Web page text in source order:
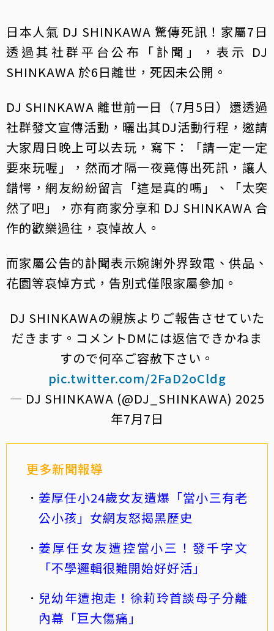
日本人氣 DJ SHINKAWA 驚傳死訊！家屬7日
透過其社群平台公布「訃聞」，表示 DJ
SHINKAWA 於6日離世，死因未公開。
DJ SHINKAWA 離世前一日（7月5日）還透過
社群發文宣傳活動，曬出其DJ活動行程，邀請
大家周日晚上可以去玩，寫下：「請一定一定
要來玩喔」，然而才隔一夜竟傳出死訊，讓人
錯愕，網友紛紛留言「這是真的嗎」、「太突
然了吧」，亦有商家分享和 DJ SHINKAWA 合
作的歡樂過往，哀悼故人。
而家屬公告的訃聞表示婉謝外界致電、供品、
花園等哀悼方式，告別式僅限家屬參加。
DJ SHINKAWAの親族よりご報告させていた
だきます。コメントDMには返信できかねま
すので何卒ご容赦下さい。
pic.twitter.com/2FaD2oCldg
— DJ SHINKAWA (@DJ_SHINKAWA) 2025
年7月7日
更多新聞報導
姜厚任小24歲女友遭爆「當小三有老
公小孩」女網友怒揭黑歷史
姜厚任女友遭控當小三！發千字文
「不學邏輯很難開始好好活」
兒幼年遭抱走！徐莉玲首談母子分離
內幕「巨大傷痛」